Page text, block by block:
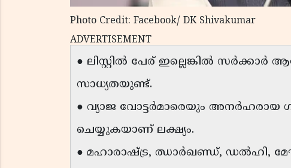
Photo Credit: Facebook/ DK Shivakumar
ADVERTISEMENT
● ലിസ്റ്റിൽ പേര് ഇല്ലെങ്കിൽ
സാധ്യതയുണ്ട്.
● വ്യാജ വോട്ടർമാരെയും
ചെയ്യുകയാണ് ലക്ഷ്യം.
● മഹാരാഷ്ട്ര, ഝാർഖണ്ഡ്, ഡൽഹി,